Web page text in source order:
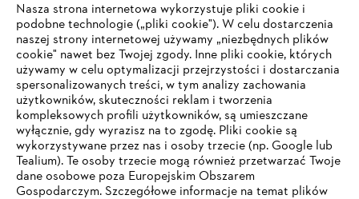
#STIHL
Nasza strona internetowa wykorzystuje pliki cookie i
podobne technologie („pliki cookie"). W celu dostarczenia
naszej strony internetowej używamy „niezbędnych plików
cookie" nawet bez Twojej zgody. Inne pliki cookie, których
używamy w celu optymalizacji przejrzystości i dostarczania
spersonalizowanych treści, w tym analizy zachowania
użytkowników, skuteczności reklam i tworzenia
kompleksowych profili użytkowników, są umieszczane
wyłącznie, gdy wyrazisz na to zgodę. Pliki cookie są
wykorzystywane przez nas i osoby trzecie (np. Google lub
Tealium). Te osoby trzecie mogą również przetwarzać Twoje
dane osobowe poza Europejskim Obszarem
Gospodarczym. Szczegółowe informacje na temat plików